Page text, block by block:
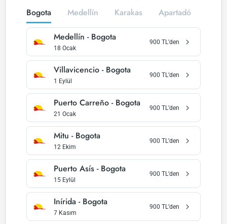
Bogota Medellín Karakas Apartadó
Medellín - Bogota
18 Ocak
900 TL’den
Villavicencio - Bogota
1 Eylül
900 TL’den
Puerto Carreño - Bogota
21 Ocak
900 TL’den
Mitu - Bogota
12 Ekim
900 TL’den
Puerto Asís - Bogota
15 Eylül
900 TL’den
Inírida - Bogota
7 Kasım
900 TL’den